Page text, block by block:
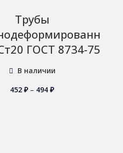
Трубы
ГОСТ 8734-75
В наличии
452₽ – 494₽